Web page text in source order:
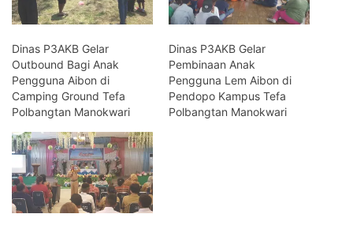
Dinas P3AKB Gelar
Outbound Bagi Anak
Pengguna Aibon di
Camping Ground Tefa
Polbangtan Manokwari
Dinas P3AKB Gelar
Pembinaan Anak
Pengguna Lem Aibon di
Pendopo Kampus Tefa
Polbangtan Manokwari